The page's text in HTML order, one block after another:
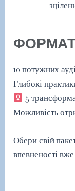
10 потужних
Глибокі
5
Можливість
Обери свій
впевненості